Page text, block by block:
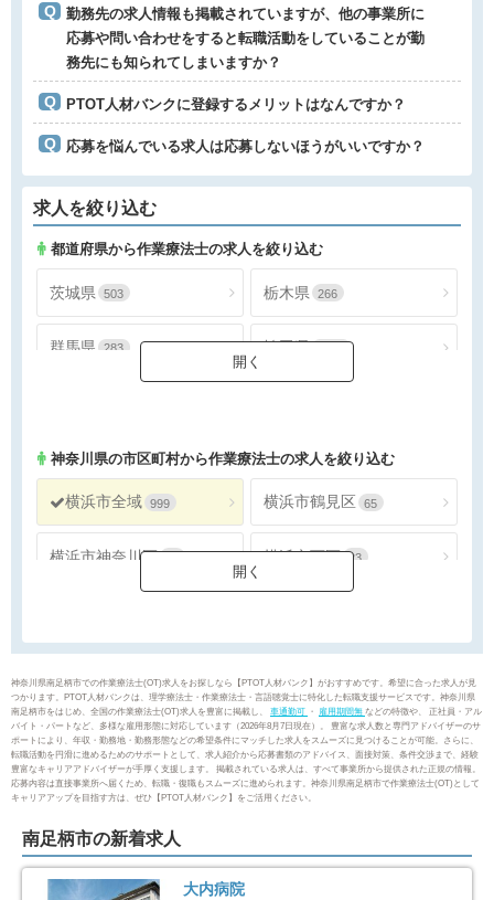
勤務先の求人情報も掲載されていますが、他の事業所に
応募や問い合わせをすると転職活動をしていることが勤
務先にも知られてしまいますか？
PTOT人材バンクに登録するメリットはなんですか？
応募を悩んでいる求人は応募しないほうがいいですか？
求人を絞り込む
都道府県から作業療法士の求人を絞り込む
茨城県 503 栃木県 266
群馬県 283 埼玉県
神奈川県 2242
神奈川県の市区町村から作業療法士の求人を絞り込む
横浜市全域 999 横浜市鶴見区 65
横浜市神奈川区 横浜市西区 23
横浜市金沢区 40 横浜市港北区 112
横浜市戸塚区 81 横浜市港南区 65
横浜市旭区 96
横浜市瀬谷区 36
神奈川県南足柄市での作業療法士(OT)求人をお探しなら【PTOT人材バンク】がおすすめです。希望に合った求人が見
つかります。PTOT人材バンクは、理学療法士・作業療法士・言語聴覚士に特化した転職支援サービスです。神奈川県
南足柄市をはじめ、全国の作業療法士(OT)求人を豊富に掲載し、 車通勤可 ・ 雇用期間無 などの特徴や、 正社員・アル
バイト・パートなど、多様な雇用形態に対応しています（2026年8月7日現在）。 豊富な求人数と専門アドバイザーのサ
ポートにより、年収・勤務地・勤務形態などの希望条件にマッチした求人をスムーズに見つけることが可能。さらに、
転職活動を円滑に進めるためのサポートとして、求人紹介から応募書類のアドバイス、面接対策、条件交渉まで、経験
豊富なキャリアアドバイザーが手厚く支援します。 掲載されている求人は、すべて事業所から提供された正規の情報。
応募内容は直接事業所へ届くため、転職・復職もスムーズに進められます。神奈川県南足柄市で作業療法士(OT)として
キャリアアップを目指す方は、ぜひ【PTOT人材バンク】をご活用ください。
南足柄市の新着求人
大内病院